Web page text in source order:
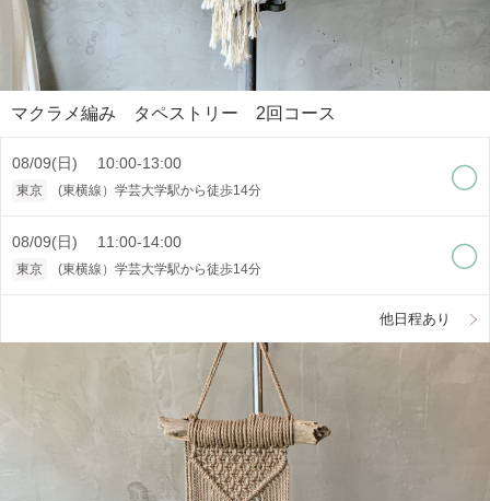
マクラメ編み タペストリー 2回コース
08/09(日) 10:00-13:00
東京 (東横線）学芸大学駅から徒歩14分
08/09(日) 11:00-14:00
東京 (東横線）学芸大学駅から徒歩14分
他日程あり